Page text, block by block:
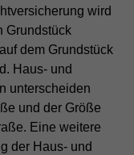
wird
Grundstück
dem Grundstück
Haus- und
unterscheiden
und der Größe
Eine weitere
der Haus- und